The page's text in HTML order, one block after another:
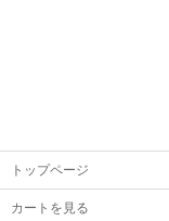
トップページ
カートを見る